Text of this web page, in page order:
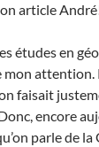
article
études en
attention.
faisait
encore
parle de